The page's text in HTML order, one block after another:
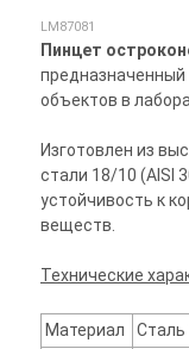
LM87081
Пинцет
предназначенный
объектов в
Изготовлен из
стали 18/10 (AISI
устойчивость к
веществ.
Технические
Материал
Сталь